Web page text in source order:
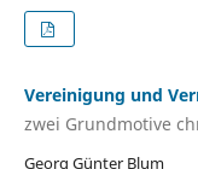
Vereinigung und
zwei Grundmotive
Georg Günter Blum